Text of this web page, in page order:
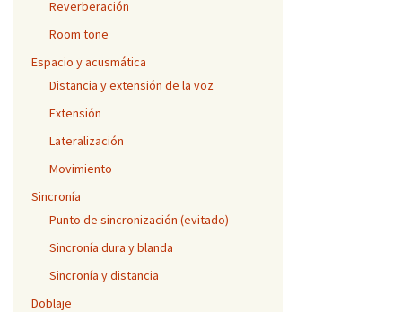
Reverberación
Room tone
Espacio y acusmática
Distancia y extensión de la voz
Extensión
Lateralización
Movimiento
Sincronía
Punto de sincronización (evitado)
Sincronía dura y blanda
Sincronía y distancia
Doblaje